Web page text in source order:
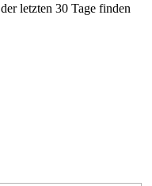
der letzten 30 Tage finden